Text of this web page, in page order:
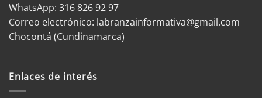
WhatsApp: 316 826 92 97
Correo electrónico: labranzainformativa@gmail.com
Chocontá (Cundinamarca)
Enlaces de interés